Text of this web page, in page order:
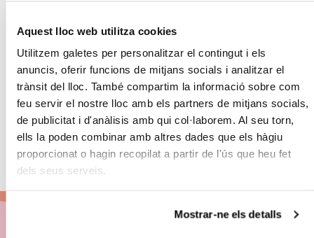
Aquest lloc web utilitza cookies
Utilitzem galetes per personalitzar el contingut i els
anuncis, oferir funcions de mitjans socials i analitzar el
trànsit del lloc. També compartim la informació sobre com
feu servir el nostre lloc amb els partners de mitjans socials,
de publicitat i d'anàlisis amb qui col·laborem. Al seu torn,
ells la poden combinar amb altres dades que els hàgiu
proporcionat o hagin recopilat a partir de l'ús que heu fet
dels seus serveis.
Mostrar-ne els detalls